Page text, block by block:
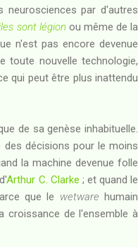
neurosciences par d'autres
sont légion ou même de la
n'est pas encore devenue
toute nouvelle technologie,
qui peut être plus inattendu
de sa genèse inhabituelle.
décisions pour le moins
la machine devenue folle
d'Arthur C. Clarke ; et quand le
que le wetware humain
croissance de l'ensemble à